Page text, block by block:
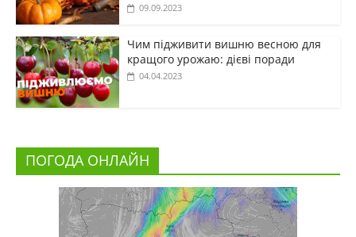
09.09.2023
Чим підживити вишню весною для
кращого урожаю: дієві поради
04.04.2023
ПОГОДА ОНЛАЙН